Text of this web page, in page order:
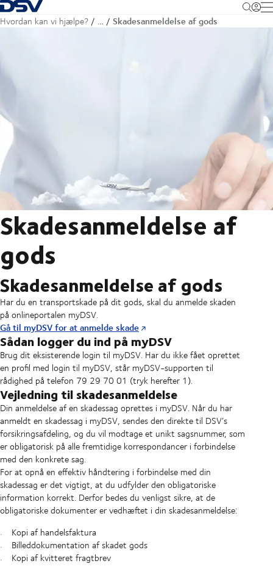
Tilbage til forsiden
Hvordan kan vi hjælpe? … Skadesanmeldelse af gods
Skadesanmeldelse af
gods
Skadesanmeldelse af gods
Har du en transportskade på dit gods, skal du anmelde skaden
på onlineportalen myDSV.
Gå til myDSV for at anmelde skade
Sådan logger du ind på myDSV
Brug dit eksisterende login til myDSV. Har du ikke fået oprettet
en profil med login til myDSV, står myDSV-supporten til
rådighed på telefon 79 29 70 01 (tryk herefter 1).
Vejledning til skadesanmeldelse
Din anmeldelse af en skadessag oprettes i myDSV. Når du har
anmeldt en skadessag i myDSV, sendes den direkte til DSV’s
forsikringsafdeling, og du vil modtage et unikt sagsnummer, som
er obligatorisk på alle fremtidige korrespondancer i forbindelse
med den konkrete sag.
For at opnå en effektiv håndtering i forbindelse med din
skadessag er det vigtigt, at du udfylder den obligatoriske
information korrekt. Derfor bedes du venligst sikre, at de
obligatoriske dokumenter er vedhæftet i din skadesanmeldelse:
Kopi af handelsfaktura
Billeddokumentation af skadet gods
Kopi af kvitteret fragtbrev